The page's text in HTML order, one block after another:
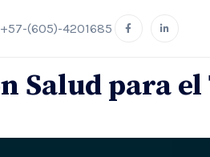
+57-(605)-4201685